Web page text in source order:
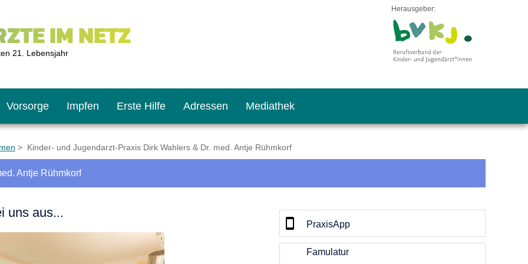
IM NETZ
21. Lebensjahr
Herausgeber:
Vorsorge Impfen Erste Hilfe Adressen Mediathek
> Kinder- und Jugendarzt-Praxis Dirk Wahlers & Dr. med. Antje Rühmkorf
Antje Rühmkorf
uns aus...
PraxisApp
Famulatur